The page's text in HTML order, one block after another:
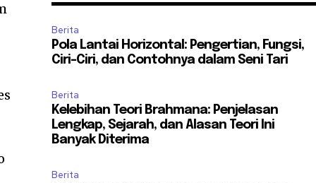
Berita
Pola Lantai Horizontal: Pengertian, Fungsi,
Ciri-Ciri, dan Contohnya dalam Seni Tari
Berita
Kelebihan Teori Brahmana: Penjelasan
Lengkap, Sejarah, dan Alasan Teori Ini
Banyak Diterima
Berita